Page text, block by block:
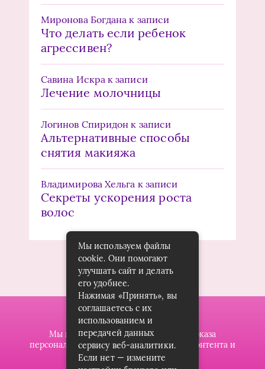
Миронова Богдана к записи
Что делать если ребенок
агрессивен?
Савина Искра к записи
Лечение молочницы
Логинов Спиридон к записи
Альтернативные способы
снятия макияжа
Владимирова Хельга к записи
Секреты ускорения роста
волос
Мы используем файлы cookie для показа
персонализированной рекламы и/или контента и
анализа нашего трафика.
Мы используем файлы
cookie. Они помогают
улучшать сайт и делать
его удобнее.
Нажимая «Принять», вы
соглашаетесь с их
использованием и
передачей данных
сервису веб-аналитики.
Если нет — измените